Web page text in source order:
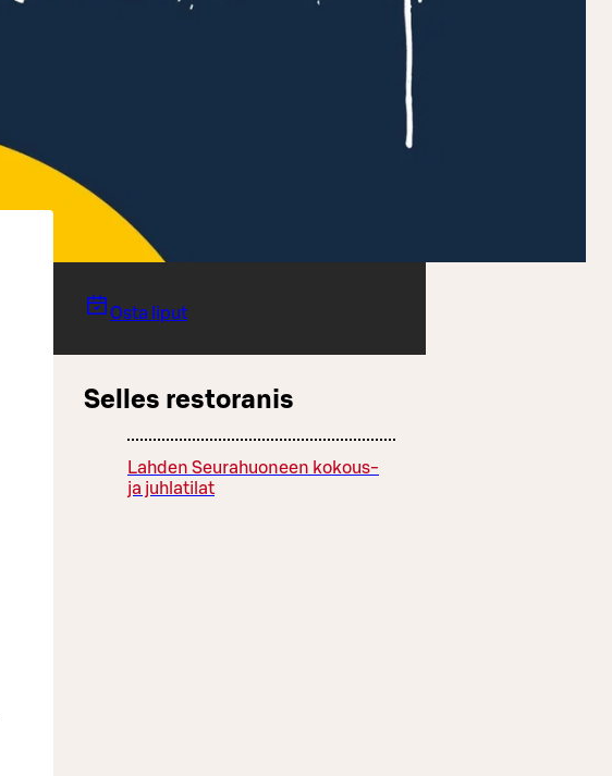
Osta liput
Selles restoranis
Lahden Seurahuoneen kokous-
ja juhlatilat